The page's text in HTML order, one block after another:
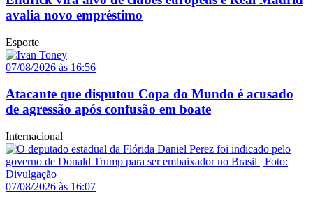
avalia novo empréstimo
Esporte
07/08/2026 às 16:56
Atacante que disputou Copa do Mundo é acusado
de agressão após confusão em boate
Internacional
07/08/2026 às 16:07